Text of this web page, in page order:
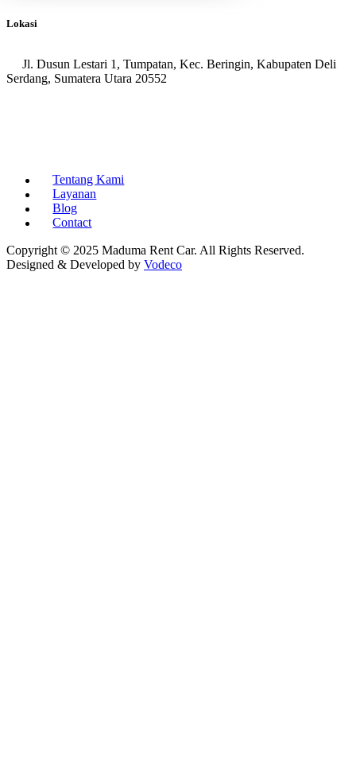
Lokasi
Jl. Dusun Lestari 1, Tumpatan, Kec. Beringin, Kabupaten Deli
Serdang, Sumatera Utara 20552
Tentang Kami
Layanan
Blog
Contact
Copyright © 2025 Maduma Rent Car. All Rights Reserved.
Designed & Developed by Vodeco